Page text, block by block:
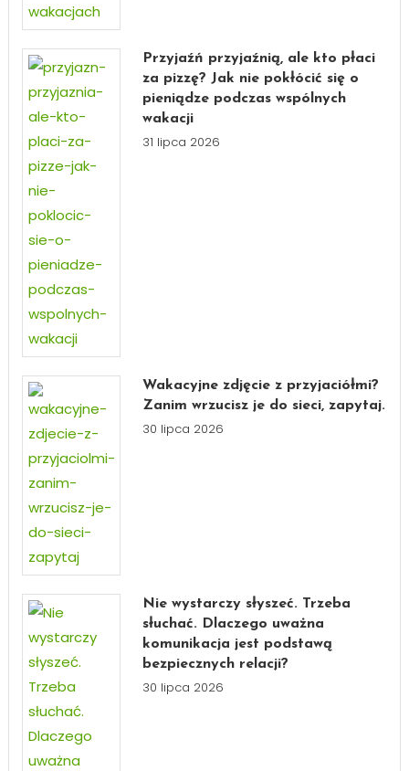
Przyjaźń przyjaźnią, ale kto płaci
za pizzę? Jak nie pokłócić się o
pieniądze podczas wspólnych
wakacji
31 lipca 2026
Wakacyjne zdjęcie z przyjaciółmi?
Zanim wrzucisz je do sieci, zapytaj.
30 lipca 2026
Nie wystarczy słyszeć. Trzeba
słuchać. Dlaczego uważna
komunikacja jest podstawą
bezpiecznych relacji?
30 lipca 2026